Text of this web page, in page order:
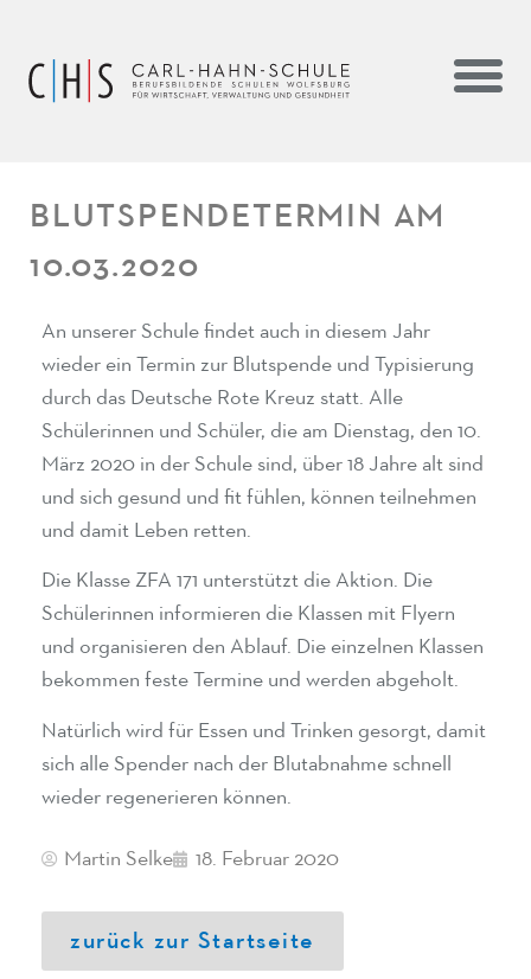
BLUTSPENDETERMIN AM
10.03.2020
An unserer Schule findet auch in diesem Jahr
wieder ein Termin zur Blutspende und Typisierung
durch das Deutsche Rote Kreuz statt. Alle
Schülerinnen und Schüler, die am Dienstag, den 10.
März 2020 in der Schule sind, über 18 Jahre alt sind
und sich gesund und fit fühlen, können teilnehmen
und damit Leben retten.
Die Klasse ZFA 171 unterstützt die Aktion. Die
Schülerinnen informieren die Klassen mit Flyern
und organisieren den Ablauf. Die einzelnen Klassen
bekommen feste Termine und werden abgeholt.
Natürlich wird für Essen und Trinken gesorgt, damit
sich alle Spender nach der Blutabnahme schnell
wieder regenerieren können.
Martin Selke 18. Februar 2020
zurück zur Startseite